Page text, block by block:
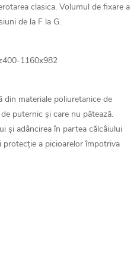
clasica. Volumul de fixare a
de la F la G.
din materiale poliuretanice de
puternic și care nu pătează.
și adâncirea în partea călcâiului
a picioarelor împotriva